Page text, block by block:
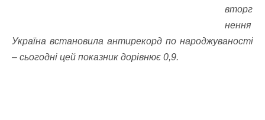
вторг
нення
Україна встановила антирекорд по народжуваності
– сьогодні цей показник дорівнює 0,9.